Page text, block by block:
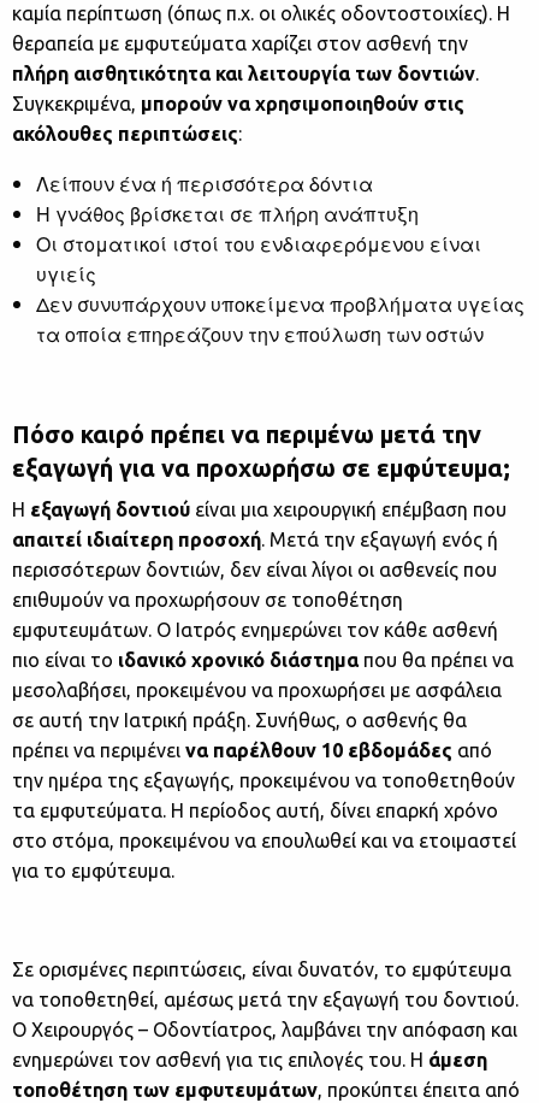
καμία περίπτωση (όπως π.χ. οι ολικές οδοντοστοιχίες). Η
θεραπεία με εμφυτεύματα χαρίζει στον ασθενή την
πλήρη αισθητικότητα και λειτουργία των δοντιών.
Συγκεκριμένα, μπορούν να χρησιμοποιηθούν στις
ακόλουθες περιπτώσεις:
Λείπουν ένα ή περισσότερα δόντια
Η γνάθος βρίσκεται σε πλήρη ανάπτυξη
Οι στοματικοί ιστοί του ενδιαφερόμενου είναι
υγιείς
Δεν συνυπάρχουν υποκείμενα προβλήματα υγείας
τα οποία επηρεάζουν την επούλωση των οστών
Πόσο καιρό πρέπει να περιμένω μετά την
εξαγωγή για να προχωρήσω σε εμφύτευμα;
Η εξαγωγή δοντιού είναι μια χειρουργική επέμβαση που
απαιτεί ιδιαίτερη προσοχή. Μετά την εξαγωγή ενός ή
περισσότερων δοντιών, δεν είναι λίγοι οι ασθενείς που
επιθυμούν να προχωρήσουν σε τοποθέτηση
εμφυτευμάτων. Ο Ιατρός ενημερώνει τον κάθε ασθενή
πιο είναι το ιδανικό χρονικό διάστημαπου θα πρέπει να
μεσολαβήσει, προκειμένου να προχωρήσει με ασφάλεια
σε αυτή την Ιατρική πράξη. Συνήθως, ο ασθενής θα
πρέπει να περιμένει να παρέλθουν 10 εβδομάδες από
την ημέρα της εξαγωγής, προκειμένου να τοποθετηθούν
τα εμφυτεύματα. Η περίοδος αυτή, δίνει επαρκή χρόνο
στο στόμα, προκειμένου να επουλωθεί και να ετοιμαστεί
για το εμφύτευμα.
Σε ορισμένες περιπτώσεις, είναι δυνατόν, το εμφύτευμα
να τοποθετηθεί, αμέσως μετά την εξαγωγή του δοντιού.
Ο Χειρουργός – Οδοντίατρος, λαμβάνει την απόφαση και
ενημερώνει τον ασθενή για τις επιλογές του. Η άμεση
τοποθέτηση των εμφυτευμάτων, προκύπτει έπειτα από